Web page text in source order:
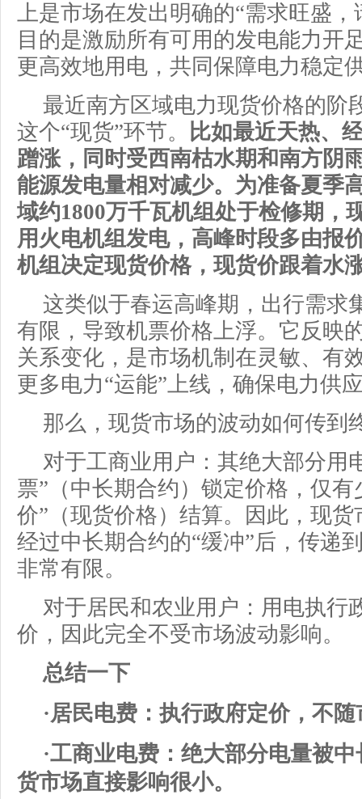
上是市场在发出明确的“需求旺盛
目的是激励所有可用的发电能力开
更高效地用电，共同保障电力稳定
最近南方区域电力现货价格的阶
这个“现货”环节。
比如最近天热、
蹭涨，同时受西南枯水期和南方阴
能源发电量相对减少。为准备夏季
域约1800万千瓦机组处于检修期，
用火电机组发电，高峰时段多由报
机组决定现货价格，现货价跟着水
这类似于春运高峰期，出行需求
有限，导致机票价格上浮。它反映
关系变化，是市场机制在灵敏、有
更多电力“运能”上线，确保电力供
那么，现货市场的波动如何传到
对于工商业用户：其绝大部分用
票”（中长期合约）锁定价格，仅
价”（现货价格）结算。因此，现
经过中长期合约的“缓冲”后，传递
非常有限。
对于居民和农业用户：用电执行
价，因此完全不受市场波动影响。
总结一下
·居民电费：执行政府定价，不
·工商业电费：绝大部分电量被
货市场直接影响很小。